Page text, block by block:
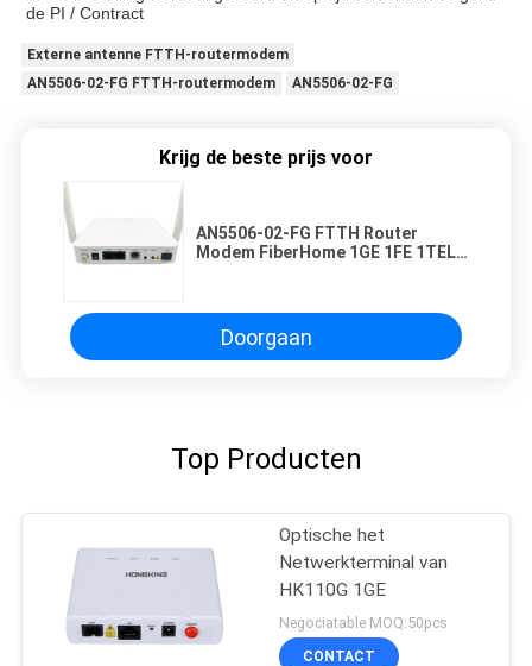
de PI / Contract
Externe antenne FTTH-routermodem
AN5506-02-FG FTTH-routermodem
AN5506-02-FG
Krijg de beste prijs voor
AN5506-02-FG FTTH Router
Modem FiberHome 1GE 1FE 1TEL
Doorgaan
Top Producten
Optische het
Netwerkterminal van
HK110G 1GE
Negociatable MOQ:50pcs
CONTACT